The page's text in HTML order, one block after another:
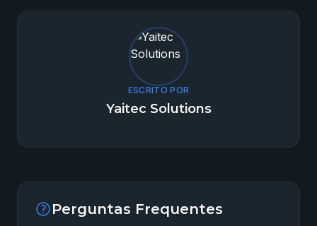
ESCRITO POR
Yaitec Solutions
Perguntas Frequentes